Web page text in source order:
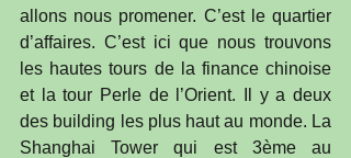
allons nous promener. C’est le quartier
d’affaires. C’est ici que nous trouvons
les hautes tours de la finance chinoise
et la tour Perle de l’Orient. Il y a deux
des building les plus haut au monde. La
Shanghai Tower qui est 3ème au